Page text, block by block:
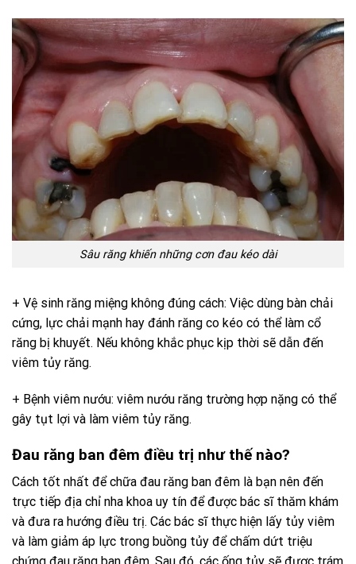
Sâu răng khiến những cơn đau kéo dài
+ Vệ sinh răng miệng không đúng cách: Việc dùng bàn chải
cứng, lực chải mạnh hay đánh răng co kéo có thể làm cổ
răng bị khuyết. Nếu không khắc phục kịp thời sẽ dẫn đến
viêm tủy răng.
+ Bệnh viêm nướu: viêm nướu răng trường hợp nặng có thể
gây tụt lợi và làm viêm tủy răng.
Đau răng ban đêm điều trị như thế nào?
Cách tốt nhất để chữa đau răng ban đêm là bạn nên đến
trực tiếp địa chỉ nha khoa uy tín để được bác sĩ thăm khám
và đưa ra hướng điều trị. Các bác sĩ thực hiện lấy tủy viêm
và làm giảm áp lực trong buồng tủy để chấm dứt triệu